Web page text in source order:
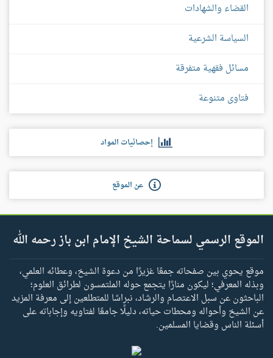
القضاء والشهادات
السياسة الشرعية
مسائل فقهية متفرقة
فتاوى متنوعة
إحصائيات المواد
عن الموقع
الموقع الرسمي لسماحة الشيخ الإمام ابن باز رحمه الله
موقع يحوي بين صفحاته جمعًا غزيرًا من دعوة الشيخ، وعطائه العلمي،
وبذله المعرفي؛ ليكون منارًا يتجمع حوله الملتمسون لطرائق العلوم؛
الباحثون عن سبل الاعتصام والرشاد، نبراسًا للمتطلعين إلى معرفة المزيد
عن الشيخ وأحواله ومحطات حياته، دليلًا جامعًا لفتاويه وإجاباته على
أسئلة الناس وقضايا المسلمين.